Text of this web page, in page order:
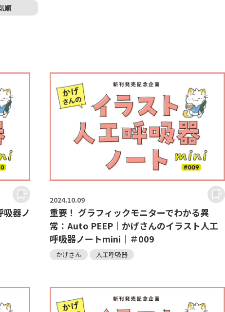
順
吸器ノ
2024.10.09
重要！ グラフィックモニターでわかる異
常：Auto PEEP｜かげさんのイラスト人工
呼吸器ノートmini｜＃009
かげさん 人工呼吸器